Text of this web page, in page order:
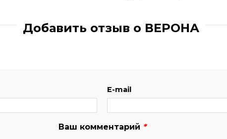
Добавить отзыв о ВЕРОНА
E-mail
Ваш комментарий *